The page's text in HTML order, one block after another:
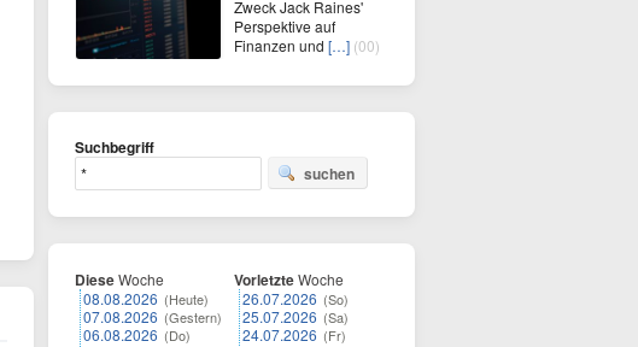
Zweck Jack Raines'
Perspektive auf
Finanzen und […] (00)
Suchbegriff
suchen
DieseWoche
08.08.2026 (Heute)
07.08.2026 (Gestern)
06.08.2026 (Do)
VorletzteWoche
26.07.2026 (So)
25.07.2026 (Sa)
24.07.2026 (Fr)